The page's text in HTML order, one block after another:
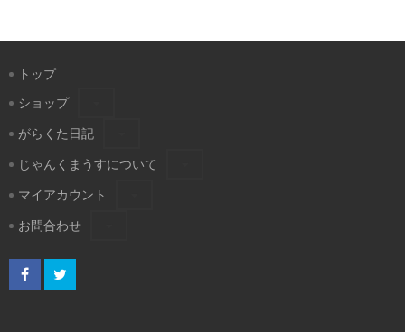
トップ
ショップ
がらくた日記
じゃんくまうすについて
マイアカウント
お問合わせ